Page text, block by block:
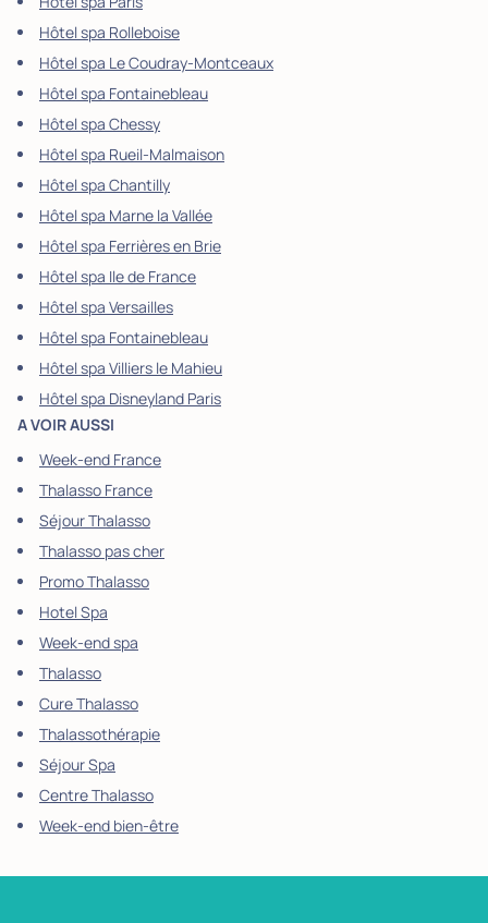
Hôtel spa Rolleboise
Hôtel spa Le Coudray-Montceaux
Hôtel spa Fontainebleau
Hôtel spa Chessy
Hôtel spa Rueil-Malmaison
Hôtel spa Chantilly
Hôtel spa Marne la Vallée
Hôtel spa Ferrières en Brie
Hôtel spa Ile de France
Hôtel spa Versailles
Hôtel spa Fontainebleau
Hôtel spa Villiers le Mahieu
Hôtel spa Disneyland Paris
A VOIR AUSSI
Week-end France
Thalasso France
Séjour Thalasso
Thalasso pas cher
Promo Thalasso
Hotel Spa
Week-end spa
Thalasso
Cure Thalasso
Thalassothérapie
Séjour Spa
Centre Thalasso
Week-end bien-être